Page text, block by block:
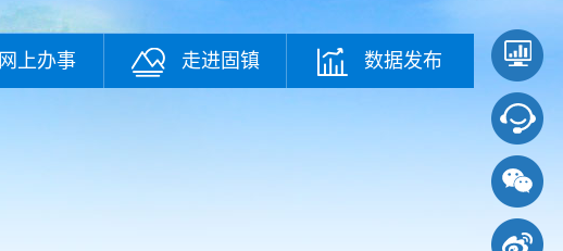
网上办事 走进固镇 数据发布